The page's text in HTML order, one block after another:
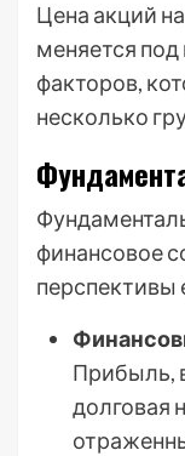
Цена акций
меняется
факторов,
несколько
финансовое
перспективы
Прибыль,
долговая